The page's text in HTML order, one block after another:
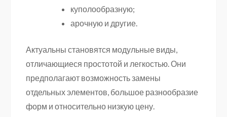
куполообразную;
арочную и другие.
Актуальны становятся модульные виды,
отличающиеся простотой и легкостью. Они
предполагают возможность замены
отдельных элементов, большое разнообразие
форм и относительно низкую цену.